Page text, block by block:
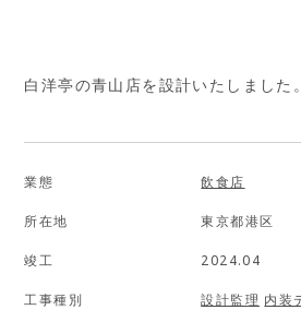
白洋亭の青山店を設計いたしました。
業態 飲食店
所在地 東京都港区
竣工 2024.04
工事種別 設計監理 内装